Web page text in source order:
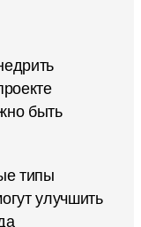
быть
типы
улучшить